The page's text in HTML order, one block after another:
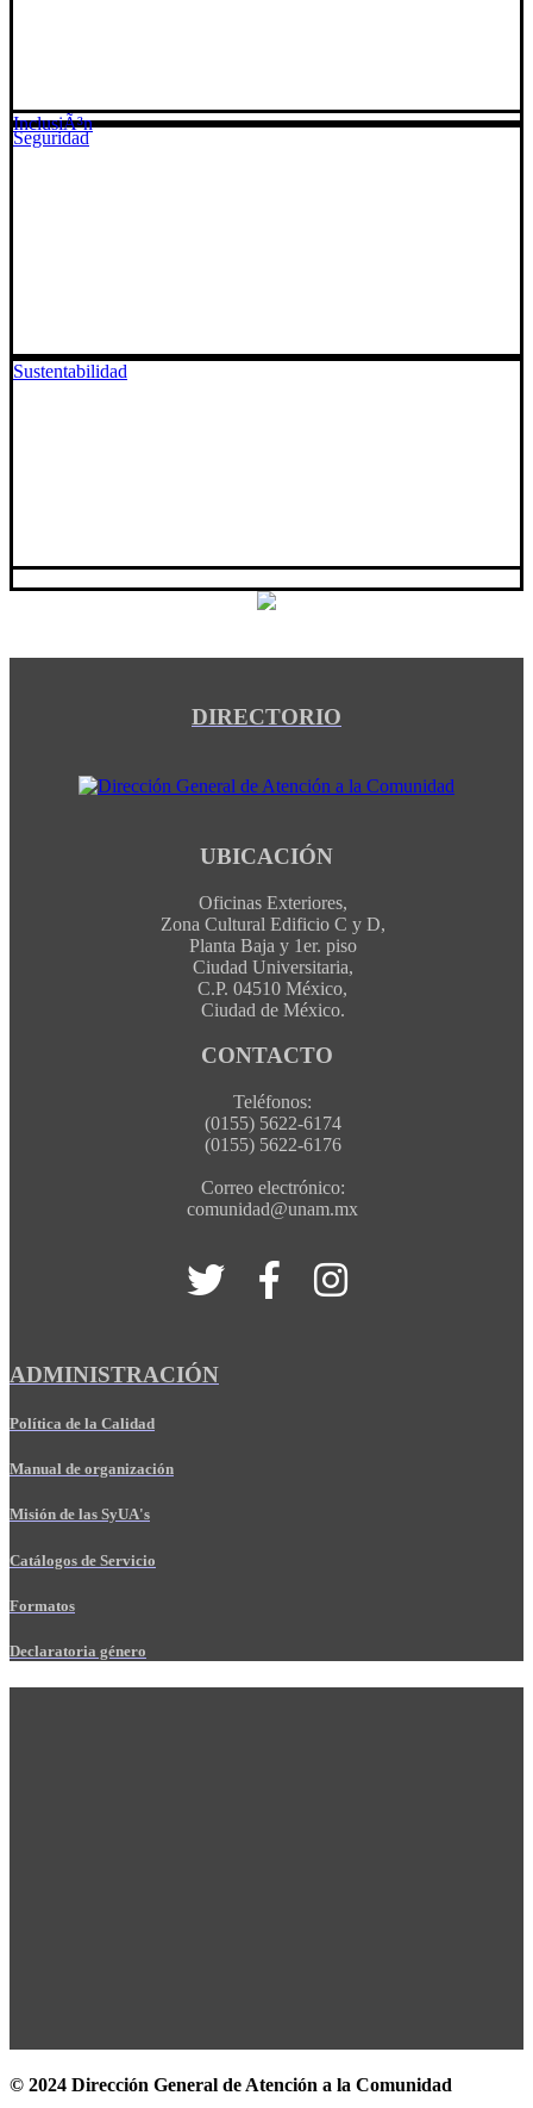
Seguridad
Sustentabilidad
InclusiÃ³n
DIRECTORIO
UBICACIÓN
Oficinas Exteriores,
Zona Cultural Edificio C y D,
Planta Baja y 1er. piso
Ciudad Universitaria,
C.P. 04510 México,
Ciudad de México.
CONTACTO
Teléfonos:
(0155) 5622-6174
(0155) 5622-6176
Correo electrónico:
comunidad@unam.mx
ADMINISTRACIÓN
Política de la Calidad
Manual de organización
Misión de las SyUA's
Catálogos de Servicio
Formatos
Declaratoria género
© 2024 Dirección General de Atención a la Comunidad